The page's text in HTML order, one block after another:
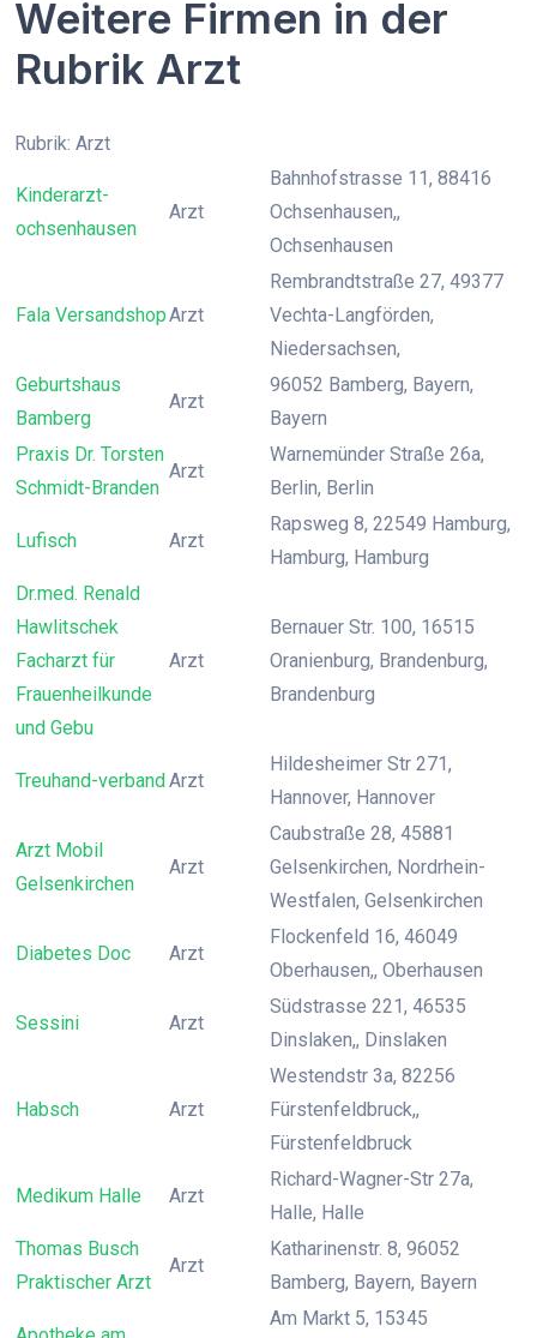
Weitere Firmen in der
Rubrik Arzt
Rubrik: Arzt
Kinderarzt-
ochsenhausen
Arzt
Bahnhofstrasse 11, 88416
Ochsenhausen,,
Ochsenhausen
Fala VersandshopArzt
Rembrandtstraße 27, 49377
Vechta-Langförden,
Niedersachsen,
Geburtshaus
Bamberg
Arzt
96052 Bamberg, Bayern,
Bayern
Praxis Dr. Torsten
Schmidt-Branden
Arzt
Warnemünder Straße 26a,
Berlin, Berlin
Lufisch Arzt
Rapsweg 8, 22549 Hamburg,
Hamburg, Hamburg
Dr.med. Renald
Hawlitschek
Facharzt für
Frauenheilkunde
und Gebu
Arzt
Bernauer Str. 100, 16515
Oranienburg, Brandenburg,
Brandenburg
Treuhand-verbandArzt
Hildesheimer Str 271,
Hannover, Hannover
Arzt Mobil
Gelsenkirchen
Arzt
Caubstraße 28, 45881
Gelsenkirchen, Nordrhein-
Westfalen, Gelsenkirchen
Diabetes Doc Arzt
Flockenfeld 16, 46049
Oberhausen,, Oberhausen
Sessini Arzt
Südstrasse 221, 46535
Dinslaken,, Dinslaken
Habsch Arzt
Westendstr 3a, 82256
Fürstenfeldbruck,,
Fürstenfeldbruck
Medikum Halle Arzt
Richard-Wagner-Str 27a,
Halle, Halle
Thomas Busch
Praktischer Arzt
Arzt
Katharinenstr. 8, 96052
Bamberg, Bayern, Bayern
Am Markt 5, 15345